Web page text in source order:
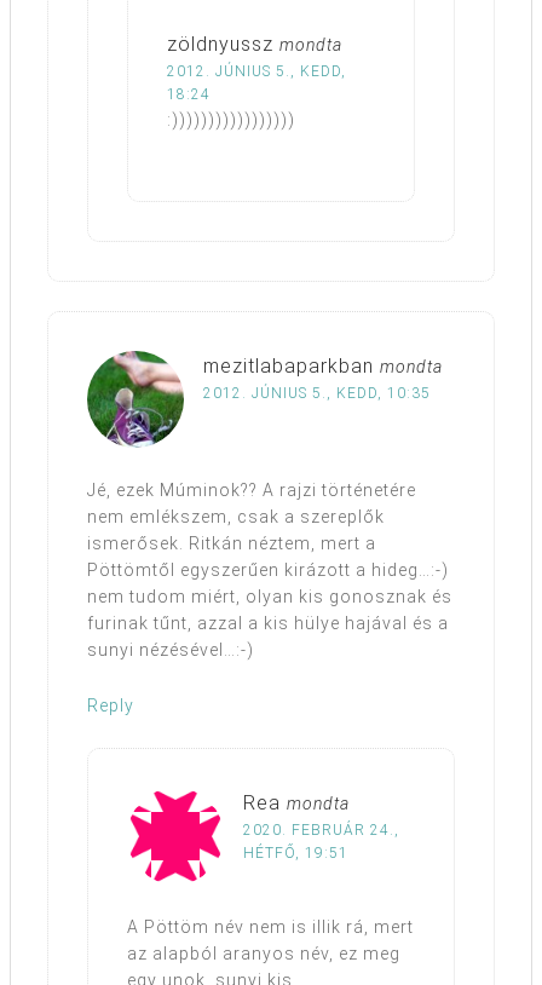
zöldnyussz mondta
2012. JÚNIUS 5., KEDD,
18:24
:)))))))))))))))))
mezitlabaparkban mondta
2012. JÚNIUS 5., KEDD, 10:35
Jé, ezek Múminok?? A rajzi történetére
nem emlékszem, csak a szereplők
ismerősek. Ritkán néztem, mert a
Pöttömtől egyszerűen kirázott a hideg…:-)
nem tudom miért, olyan kis gonosznak és
furinak tűnt, azzal a kis hülye hajával és a
sunyi nézésével…:-)
Reply
Rea mondta
2020. FEBRUÁR 24.,
HÉTFŐ, 19:51
A Pöttöm név nem is illik rá, mert
az alapból aranyos név, ez meg
egy unok, sunyi kis